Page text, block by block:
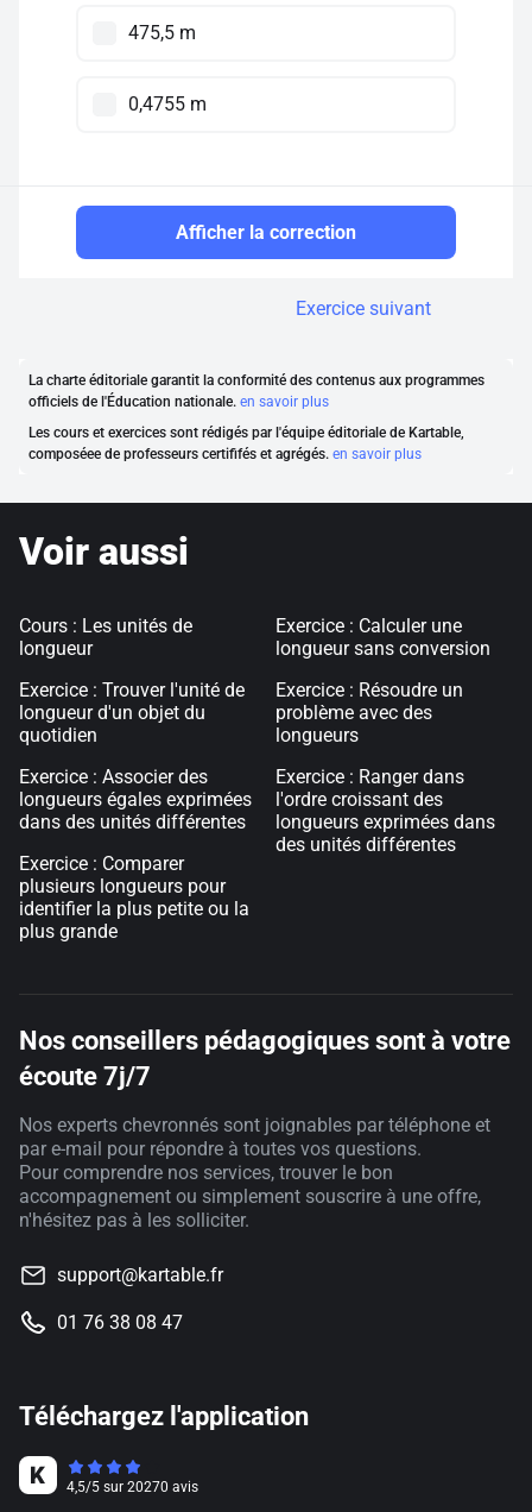
475,5 m
0,4755 m
Afficher la correction
Exercice suivant
La charte éditoriale garantit la conformité des contenus aux programmes
officiels de l'Éducation nationale. en savoir plus
Les cours et exercices sont rédigés par l'équipe éditoriale de Kartable,
composéee de professeurs certififés et agrégés. en savoir plus
Voir aussi
Cours : Les unités de
longueur
Exercice : Trouver l'unité de
longueur d'un objet du
quotidien
Exercice : Associer des
longueurs égales exprimées
dans des unités différentes
Exercice : Comparer
plusieurs longueurs pour
identifier la plus petite ou la
plus grande
Exercice : Calculer une
longueur sans conversion
Exercice : Résoudre un
problème avec des
longueurs
Exercice : Ranger dans
l'ordre croissant des
longueurs exprimées dans
des unités différentes
Nos conseillers pédagogiques sont à votre
écoute 7j/7
Nos experts chevronnés sont joignables par téléphone et
par e-mail pour répondre à toutes vos questions.
Pour comprendre nos services, trouver le bon
accompagnement ou simplement souscrire à une offre,
n'hésitez pas à les solliciter.
support@kartable.fr
01 76 38 08 47
Téléchargez l'application
4,5/5 sur 20270 avis